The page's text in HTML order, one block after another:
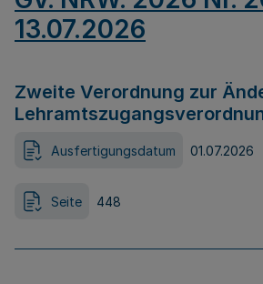
13.07.2026
Zweite Verordnung zur
Ausfertigungsdatum 01.07.2026
Seite 448